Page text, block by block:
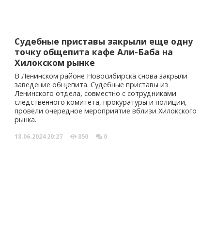
Судебные приставы закрыли еще одну
точку общепита кафе Али-Баба на
Хилокском рынке
В Ленинском районе Новосибирска снова закрыли
заведение общепита. Судебные приставы из
Ленинского отдела, совместно с сотрудниками
следственного комитета, прокуратуры и полиции,
провели очередное мероприятие вблизи Хилокского
рынка.
18.06.2024 20:27 850 0